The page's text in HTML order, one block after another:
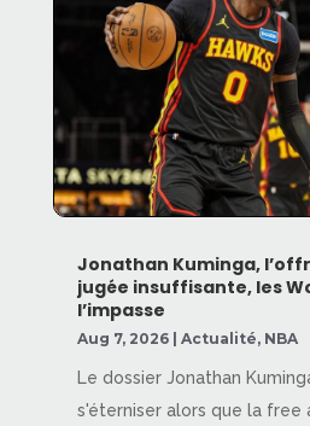
Jonathan Kuminga,
jugée insuffisante, les
l’impasse
Aug 7, 2026| Actualité, NBA
Le dossier Jonathan
s'éterniser alors que la free